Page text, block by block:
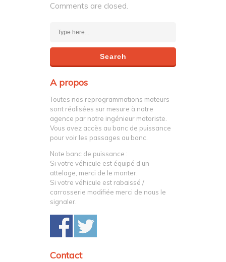
Comments are closed.
A propos
Toutes nos reprogrammations moteurs
sont réalisées sur mesure à notre
agence par notre ingénieur motoriste.
Vous avez accès au banc de puissance
pour voir les passages au banc.
Note banc de puissance :
Si votre véhicule est équipé d’un
attelage, merci de le monter.
Si votre véhicule est rabaissé /
carrosserie modifiée merci de nous le
signaler.
Contact